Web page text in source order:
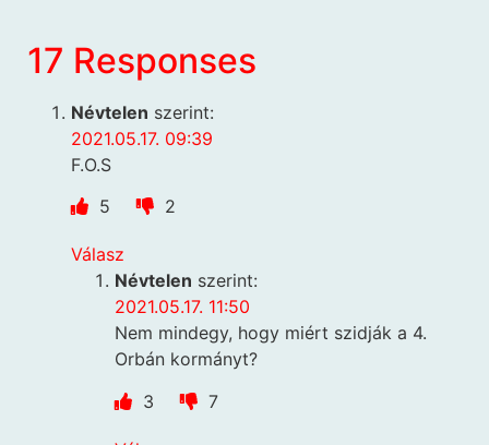
17 Responses
Névtelen szerint:
2021.05.17. 09:39
F.O.S
5
2
Válasz
Névtelen szerint:
2021.05.17. 11:50
Nem mindegy, hogy miért szidják a 4.
Orbán kormányt?
3
7